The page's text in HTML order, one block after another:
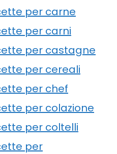
per carne
per carni
per castagne
per cereali
per chef
per colazione
per coltelli
per